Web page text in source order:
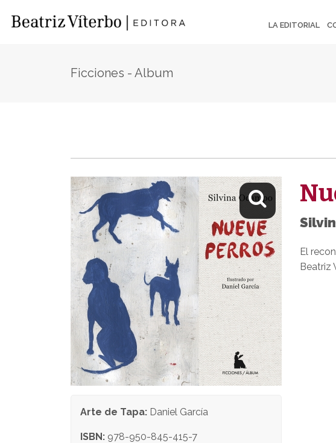
LA EDITORIAL
Ficciones - Album
Arte de Tapa: Daniel García
ISBN: 978-950-845-415-7
El
Beatriz